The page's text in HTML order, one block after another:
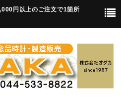
円以上のご注文で1箇所